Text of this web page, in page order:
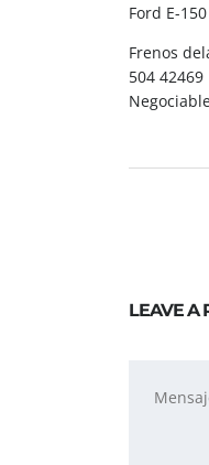
Ford E-
Frenos
504 42469
LEAVE A